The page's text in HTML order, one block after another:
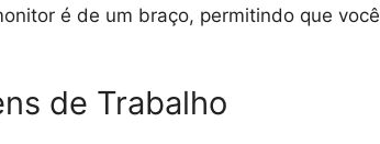
é de um braço, permitindo que você
de Trabalho